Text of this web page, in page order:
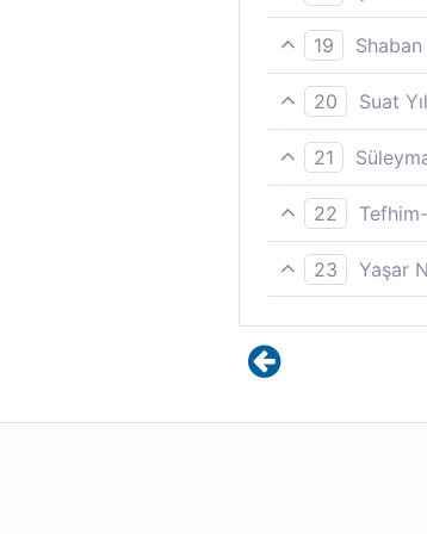
Sizi de çift çift
19
Sizi de çift çift
20
Suat
Hem, sizi çift
21
Ve sizi çift çift
22
Sizi çift çift
23
Yaşar